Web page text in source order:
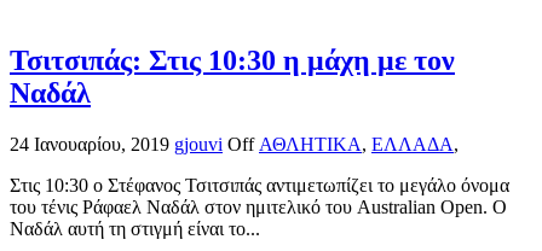
Τσιτσιπάς: Στις 10:30 η μάχη με τον
Ναδάλ
24 Ιανουαρίου, 2019 gjouvi Off ΑΘΛΗΤΙΚΑ, ΕΛΛΑΔΑ,
Στις 10:30 ο Στέφανος Τσιτσιπάς αντιμετωπίζει το μεγάλο όνομα
του τένις Ράφαελ Ναδάλ στον ημιτελικό του Australian Open. Ο
Ναδάλ αυτή τη στιγμή είναι το...